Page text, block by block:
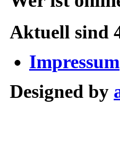
Aktuell sind
Impressum
Designed by